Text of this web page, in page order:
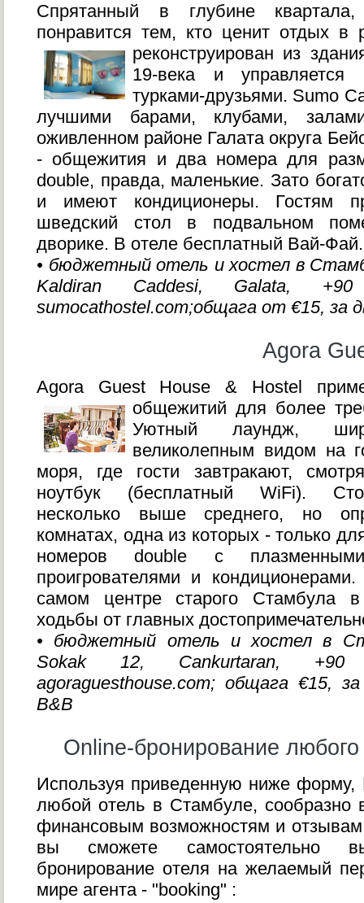
Спрятанный в глубине квартала,
понравится тем, кто ценит отдых в
реконструирован из
19-века и управляется
турками-друзьями. Sumo
лучшими барами, клубами,
оживленном районе Галата округа
- общежития и два номера для
double, правда, маленькие. Зато
и имеют кондиционеры. Гостям
шведский стол в подвальном
дворике. В отеле бесплатный Вай-Фай.
• бюджетный отель и хостел в
Kaldiran Caddesi, Galata,
sumocathostel.com;общага от €15, за
Agora
Agora Guest House & Hostel
общежитий для более
Уютный лаундж,
великолепным видом на
моря, где гости завтракают,
ноутбук (бесплатный WiFi).
несколько выше среднего, но
комнатах, одна из которых - только
номеров double с
проигрователями и
самом центре старого Стамбула в
ходьбы от главных
• бюджетный отель и хостел в
Sokak 12, Cankurtaran,
agoraguesthouse.com; общага €15,
B&B
Online-бронирование
Используя приведенную ниже
любой отель в Стамбуле, сообразно
финансовым возможностям и отзывам
вы сможете самостоятельно
бронирование отеля на желаемый
мире агента - "booking" :